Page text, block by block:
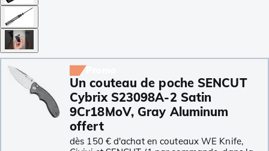
Un couteau de poche SENCUT
Cybrix S23098A-2 Satin
9Cr18MoV, Gray Aluminum
offert
dès 150 € d'achat en couteaux WE Knife,